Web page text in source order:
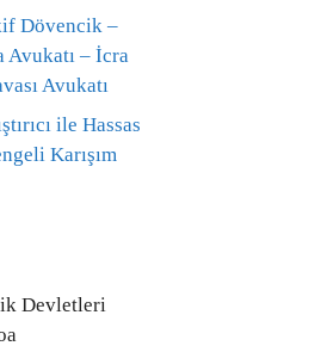
Dövencik –
Avukatı – İcra
Avukatı
ile Hassas
Karışım
Devletleri